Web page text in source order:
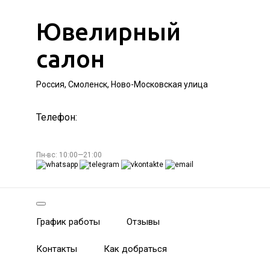
Ювелирный
салон
Россия, Смоленск, Ново-Московская улица
Телефон:
Пн-вс: 10:00—21:00
График работы Отзывы
Контакты Как добраться